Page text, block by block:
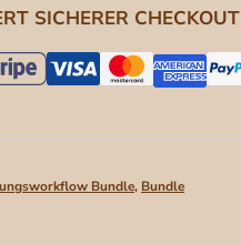
SICHERER CHECKOUT
Bundle, Bundle